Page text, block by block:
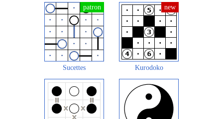
Sucettes Kurodoko